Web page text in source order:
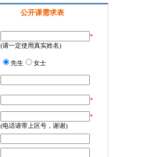
公开课需求表
*
(请一定使用真实姓名)
先生
女士
*
*
(电话请带上区号，谢谢)